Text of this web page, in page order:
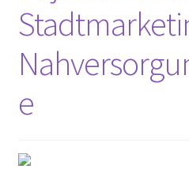
2016
2017
e